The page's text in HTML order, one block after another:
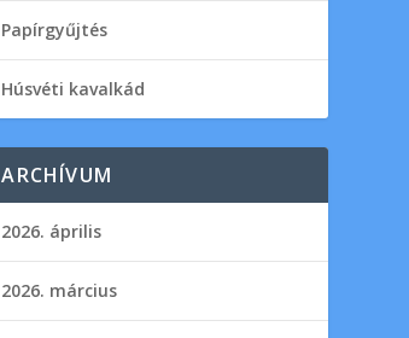
Papírgyűjtés
Húsvéti kavalkád
ARCHÍVUM
2026. április
2026. március